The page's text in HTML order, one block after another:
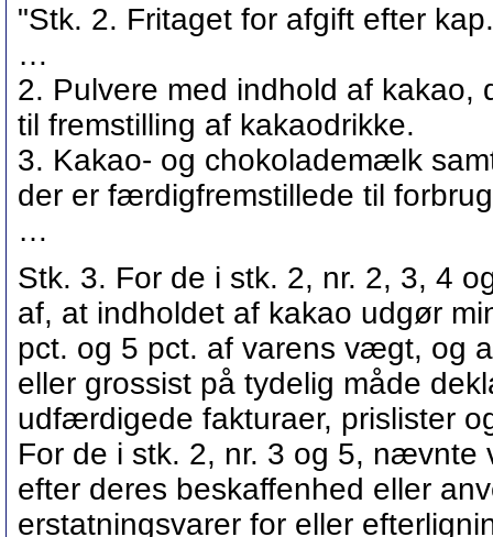
"Stk. 2. Fritaget for afgift efter
…
2. Pulvere med indhold af kakao,
til fremstilling af kakaodrikke.
3. Kakao- og chokolademælk
der er færdigfremstillede til
…
Stk. 3. For de i stk. 2, nr. 2, 3, 4
af, at indholdet af kakao udgør
pct. og 5 pct. af varens vægt, og
eller grossist på tydelig måde
udfærdigede fakturaer, prislister
For de i stk. 2, nr. 3 og 5, nævnte
efter deres beskaffenhed eller
erstatningsvarer for eller